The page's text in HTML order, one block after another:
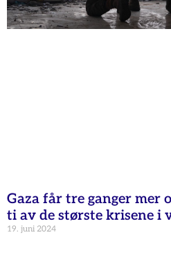
Gaza får tre ganger mer
ti av de største krisene i
19. juni 2024